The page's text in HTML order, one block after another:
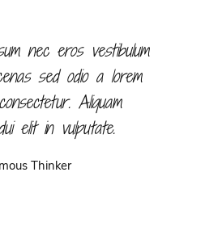
nec eros vestibulum
sed odio a lorem
Aliquam
elit in vulputate.
Thinker